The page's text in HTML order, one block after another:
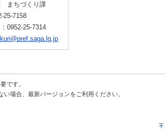
まちづくり課
25-7158
0952-25-7314
です。
場合、最新バージョンをご利用ください。